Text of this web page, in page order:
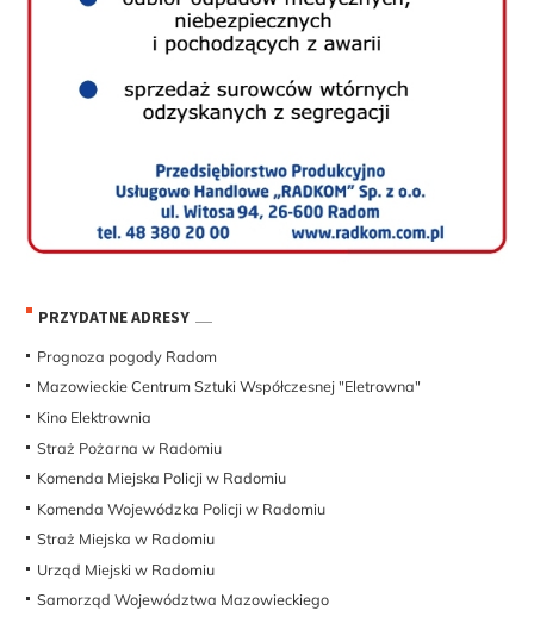
PRZYDATNE ADRESY
Prognoza pogody Radom
Mazowieckie Centrum Sztuki Współczesnej "Eletrowna"
Kino Elektrownia
Straż Pożarna w Radomiu
Komenda Miejska Policji w Radomiu
Komenda Wojewódzka Policji w Radomiu
Straż Miejska w Radomiu
Urząd Miejski w Radomiu
Samorząd Województwa Mazowieckiego